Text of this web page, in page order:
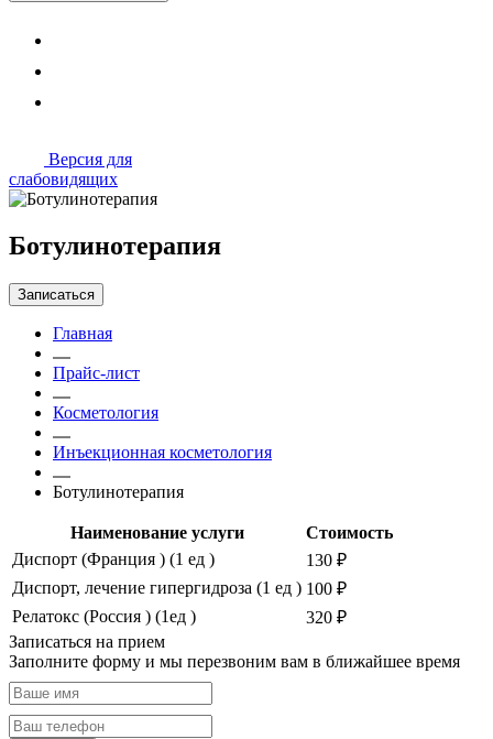
Версия для
слабовидящих
Ботулинотерапия
Записаться
Главная
Прайс-лист
Косметология
Инъекционная косметология
Ботулинотерапия
Наименование услуги
Стоимость
Диспорт (Франция ) (1 ед )
130 ₽
Диспорт, лечение гипергидроза (1 ед ) 100 ₽
Релатокс (Россия ) (1ед )
320 ₽
Записаться на прием
Заполните форму и мы перезвоним вам в ближайшее время